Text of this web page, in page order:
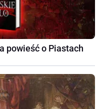
powieść o Piastach